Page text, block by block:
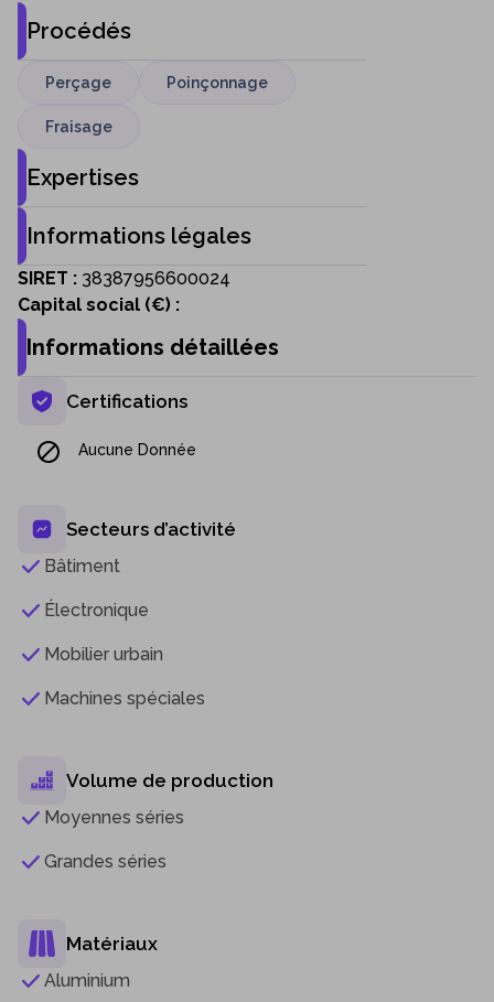
Procédés
Perçage Poinçonnage
Fraisage
Expertises
Informations légales
SIRET : 38387956600024
Capital social (€) :
Informations détaillées
Certifications
Aucune Donnée
Secteurs d’activité
Bâtiment
Électronique
Mobilier urbain
Machines spéciales
Volume de production
Moyennes séries
Grandes séries
Matériaux
Aluminium